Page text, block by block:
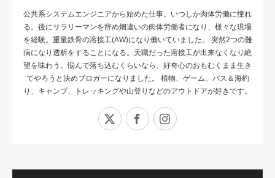
公共系システムエンジニアから始めた仕事。いつしか肉体労働に憧れ
る。後にサラリーマンを辞め畑違いの肉体労働者になり、様々な現場
を経験。重量鉄骨の溶接工(AW)になり働いていました。 突然2つの難
病になり透析をすることになる。天職だった溶接工が出来なくなり絶
望を味わう。悩んで落ち込むくらいなら、好奇心のおもむくまま生き
てやろうと決めブロガーになりました。 植物、ゲーム、バス＆海釣
り、キャンプ、トレッキングや山登りなどのアウトドアが好きです。
Facebook